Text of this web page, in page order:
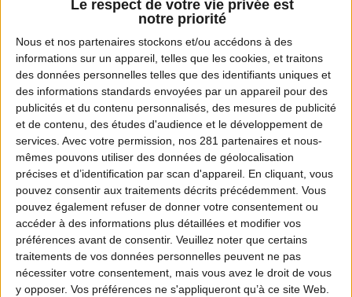
Le respect de votre vie privée est
notre priorité
Nous et nos partenaires stockons et/ou accédons à des
informations sur un appareil, telles que les cookies, et traitons
des données personnelles telles que des identifiants uniques et
des informations standards envoyées par un appareil pour des
publicités et du contenu personnalisés, des mesures de publicité
et de contenu, des études d'audience et le développement de
services. Avec votre permission, nos 281 partenaires et nous-
mêmes pouvons utiliser des données de géolocalisation
précises et d’identification par scan d'appareil. En cliquant, vous
pouvez consentir aux traitements décrits précédemment. Vous
pouvez également refuser de donner votre consentement ou
accéder à des informations plus détaillées et modifier vos
préférences avant de consentir. Veuillez noter que certains
traitements de vos données personnelles peuvent ne pas
nécessiter votre consentement, mais vous avez le droit de vous
y opposer. Vos préférences ne s'appliqueront qu’à ce site Web.